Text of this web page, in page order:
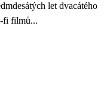
let dvacátého
fi filmů...